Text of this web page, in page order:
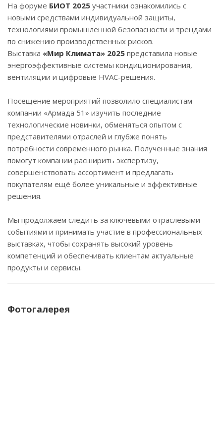
На форуме БИОТ 2025 участники ознакомились с
новыми средствами индивидуальной защиты,
технологиями промышленной безопасности и трендами
по снижению производственных рисков.
Выставка «Мир Климата» 2025 представила новые
энергоэффективные системы кондиционирования,
вентиляции и цифровые HVAC-решения.
Посещение мероприятий позволило специалистам
компании «Армада 51» изучить последние
технологические новинки, обменяться опытом с
представителями отраслей и глубже понять
потребности современного рынка. Полученные знания
помогут компании расширить экспертизу,
совершенствовать ассортимент и предлагать
покупателям ещё более уникальные и эффективные
решения.
Мы продолжаем следить за ключевыми отраслевыми
событиями и принимать участие в профессиональных
выставках, чтобы сохранять высокий уровень
компетенций и обеспечивать клиентам актуальные
продукты и сервисы.
Фотогалерея